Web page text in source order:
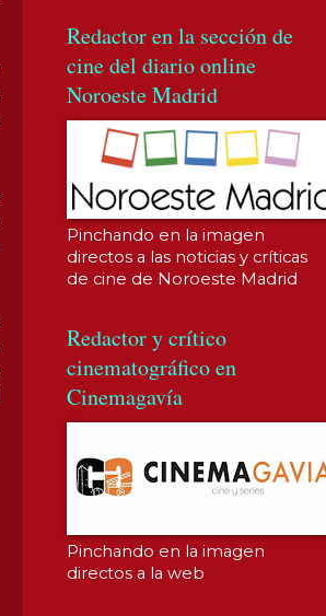
Redactor en la sección de
cine del diario online
Noroeste Madrid
Pinchando en la imagen
directos a las noticias y críticas
de cine de Noroeste Madrid
Redactor y crítico
cinematográfico en
Cinemagavía
Pinchando en la imagen
directos a la web